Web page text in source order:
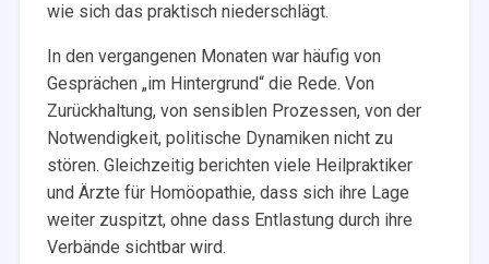
wie sich das praktisch niederschlägt.
In den vergangenen Monaten war häufig von
Gesprächen „im Hintergrund“ die Rede. Von
Zurückhaltung, von sensiblen Prozessen, von der
Notwendigkeit, politische Dynamiken nicht zu
stören. Gleichzeitig berichten viele Heilpraktiker
und Ärzte für Homöopathie, dass sich ihre Lage
weiter zuspitzt, ohne dass Entlastung durch ihre
Verbände sichtbar wird.